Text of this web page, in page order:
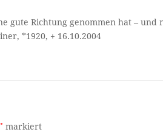
gute Richtung genommen hat – und
*1920, + 16.10.2004
* markiert